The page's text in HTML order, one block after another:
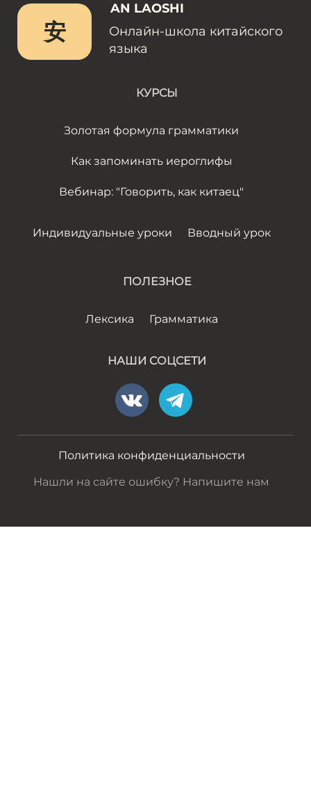
安
AN LAOSHI
Онлайн-школа китайского
языка
КУРСЫ
Золотая формула грамматики
Как запоминать иероглифы
Вебинар: "Говорить, как китаец"
Индивидуальные уроки Вводный урок
ПОЛЕЗНОЕ
Лексика Грамматика
НАШИ СОЦСЕТИ
Политика конфиденциальности
Нашли на сайте ошибку? Напишите нам